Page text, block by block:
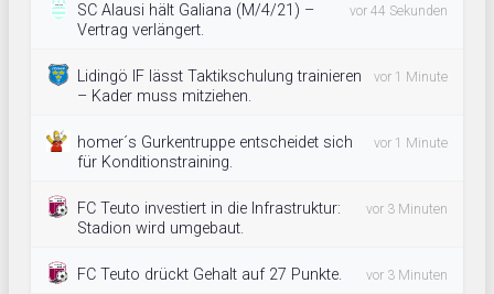
SC Alausi hält Galiana (M/4/21) –
Vertrag verlängert.
vor 44 Sekunden
Lidingö IF lässt Taktikschulung trainieren
– Kader muss mitziehen.
vor 1 Minute
homer´s Gurkentruppe entscheidet sich
für Konditionstraining.
vor 1 Minute
FC Teuto investiert in die Infrastruktur:
Stadion wird umgebaut.
vor 3 Minuten
FC Teuto drückt Gehalt auf 27 Punkte. vor 3 Minuten